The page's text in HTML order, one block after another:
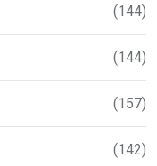
(144)
(144)
(157)
(142)